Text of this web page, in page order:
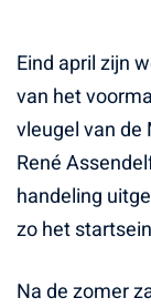
Eind april zijn
van het
vleugel van de
René
handeling
zo het
Na de zomer